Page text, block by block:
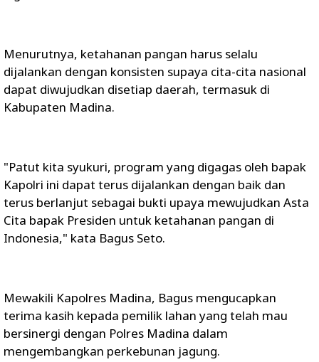
Menurutnya, ketahanan pangan harus selalu
dijalankan dengan konsisten supaya cita-cita nasional
dapat diwujudkan disetiap daerah, termasuk di
Kabupaten Madina.
"Patut kita syukuri, program yang digagas oleh bapak
Kapolri ini dapat terus dijalankan dengan baik dan
terus berlanjut sebagai bukti upaya mewujudkan Asta
Cita bapak Presiden untuk ketahanan pangan di
Indonesia," kata Bagus Seto.
Mewakili Kapolres Madina, Bagus mengucapkan
terima kasih kepada pemilik lahan yang telah mau
bersinergi dengan Polres Madina dalam
mengembangkan perkebunan jagung.